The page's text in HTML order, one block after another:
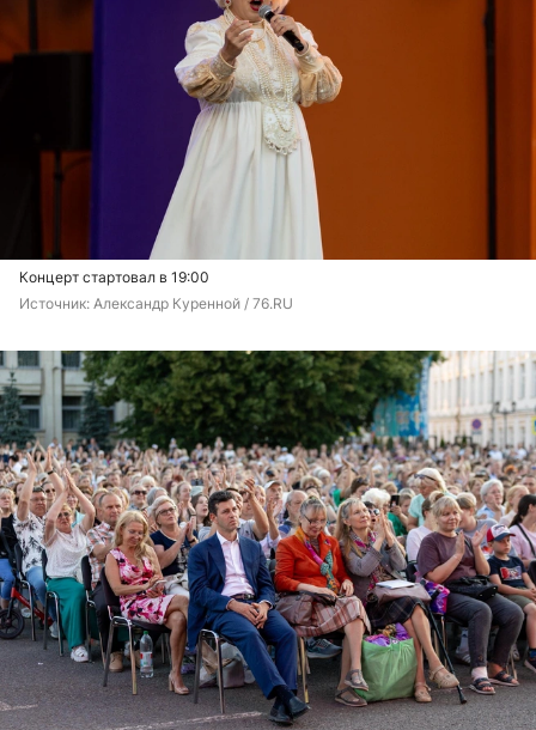
Концерт стартовал в 19:00
Источник: Александр Куренной / 76.RU